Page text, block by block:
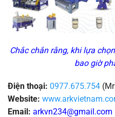
Chắc chắn rằng, khi lựa
bao giờ
Điện thoại: 0977.675.754
Website:
Email: arkvn234@gmail.com